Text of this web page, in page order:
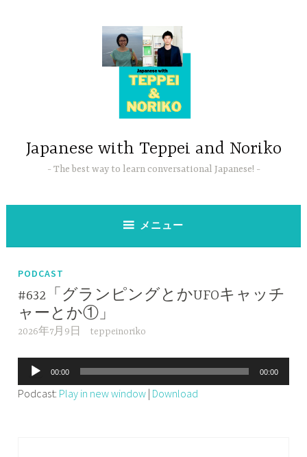
Japanese with Teppei and Noriko
The best way to learn conversational Japanese!
メニュー
PODCAST
#632「グランピングとかUFOキャッチ
ャーとか①」
2026年7月9日 teppeinoriko
声
プ
00:00 00:00
Podcast: Play in new window | Download